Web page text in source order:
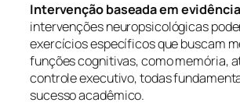
Intervenção baseada em
intervenções neuropsicológicas
exercícios específicos que buscam
funções cognitivas, como memória,
controle executivo, todas
sucesso acadêmico.